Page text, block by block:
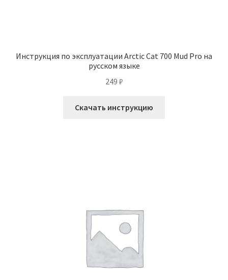
Инструкция по эксплуатации Arctic Cat 700 Mud Pro на
русском языке
249 ₽
Скачать инструкцию